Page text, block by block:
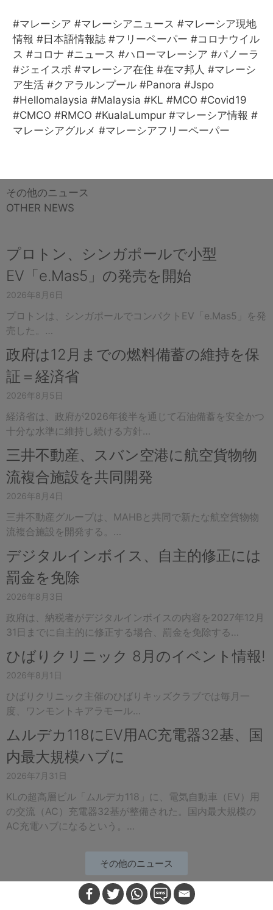
#マレーシア #マレーシアニュース #マレーシア現地
情報 #日本語情報誌 #フリーペーパー #コロナウイル
ス #コロナ #ニュース #ハローマレーシア #パノーラ
#ジェイスポ #マレーシア在住 #在マ邦人 #マレーシ
ア生活 #クアラルンプール #Panora #Jspo
#Hellomalaysia #Malaysia #KL #MCO #Covid19
#CMCO #RMCO #KualaLumpur #マレーシア情報 #
マレーシアグルメ #マレーシアフリーペーパー
その他のニュース
OTHER NEWS
プロトン、シンガポールで小型
EV「e.Mas5」の発売を開始
2026年8月6日
プロトンは、シンガポールでコンパクトEV「e.Mas5」を発
売した。…
政府は12月までの燃料備蓄の維持を保
証＝経済省
2026年8月5日
経済省は、政府が2026年後半を通じて石油備蓄を安全かつ
十分な水準に維持し続ける方針…
三井不動産、スバン空港に航空貨物物
流複合施設を共同開発
2026年8月4日
三井不動産グループは、MAHBと共同で新たな航空貨物物
流複合施設を開発する。…
デジタルインボイス、自主的修正には
罰金を免除
2026年8月3日
政府は、納税者がデジタルインボイスの内容を2027年12月
31日までに自主的に修正する場合、罰金を免除する…
ひばりクリニック 8月のイベント情報!
2026年8月1日
ひばりクリニック主催のひばりキッズクラブでは毎月一
度、ワンモントキアラモール…
ムルデカ118にEV用AC充電器32基、国
内最大規模ハブに
2026年7月31日
KLの超高層ビル「ムルデカ118」に、電気自動車（EV）用
の交流（AC）充電器32基が整備された。国内最大規模の
AC充電ハブになるという。…
その他のニュース